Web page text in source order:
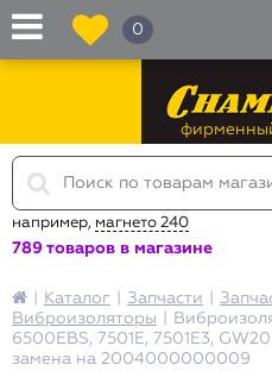
Каталог Запчасти
Виброизоляторы
6500EBS, 7501Е, 7501E3,
замена на 2004000000009
например, магнето 240
789 товаров в магазине
0